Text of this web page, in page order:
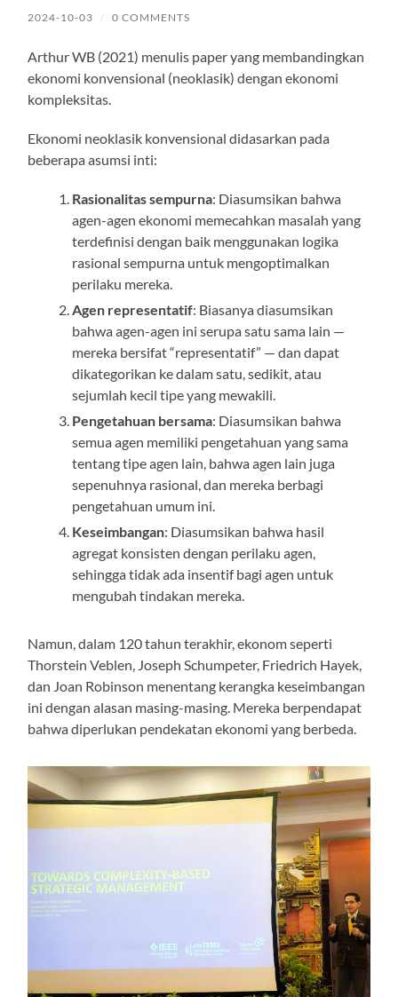
2024-10-03 / 0 COMMENTS
Arthur WB (2021) menulis paper yang membandingkan
ekonomi konvensional (neoklasik) dengan ekonomi
kompleksitas.
Ekonomi neoklasik konvensional didasarkan pada
beberapa asumsi inti:
Rasionalitas sempurna: Diasumsikan bahwa
agen-agen ekonomi memecahkan masalah yang
terdefinisi dengan baik menggunakan logika
rasional sempurna untuk mengoptimalkan
perilaku mereka.
Agen representatif: Biasanya diasumsikan
bahwa agen-agen ini serupa satu sama lain —
mereka bersifat “representatif” — dan dapat
dikategorikan ke dalam satu, sedikit, atau
sejumlah kecil tipe yang mewakili.
Pengetahuan bersama: Diasumsikan bahwa
semua agen memiliki pengetahuan yang sama
tentang tipe agen lain, bahwa agen lain juga
sepenuhnya rasional, dan mereka berbagi
pengetahuan umum ini.
Keseimbangan: Diasumsikan bahwa hasil
agregat konsisten dengan perilaku agen,
sehingga tidak ada insentif bagi agen untuk
mengubah tindakan mereka.
Namun, dalam 120 tahun terakhir, ekonom seperti
Thorstein Veblen, Joseph Schumpeter, Friedrich Hayek,
dan Joan Robinson menentang kerangka keseimbangan
ini dengan alasan masing-masing. Mereka berpendapat
bahwa diperlukan pendekatan ekonomi yang berbeda.